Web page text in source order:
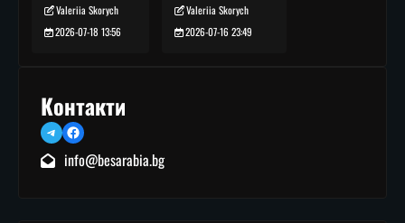
Valeriia Skorych
2026-07-18 13:56
Valeriia Skorych
2026-07-16 23:49
Контакти
TelegramFacebook
info@besarabia.bg